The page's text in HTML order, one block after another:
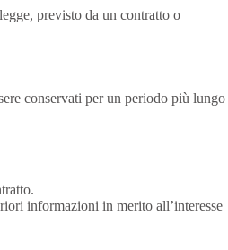
previsto da un contratto o
conservati per un periodo più lungo
informazioni in merito all’interesse